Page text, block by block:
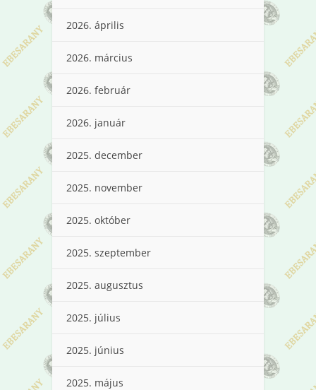
2026. április
2026. március
2026. február
2026. január
2025. december
2025. november
2025. október
2025. szeptember
2025. augusztus
2025. július
2025. június
2025. május